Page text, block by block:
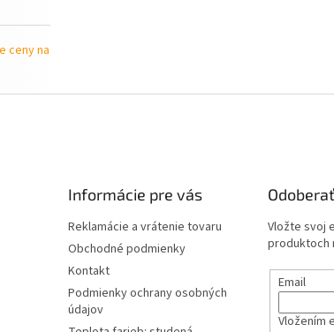
Informácie pre vás
Reklamácie a vrátenie tovaru
Obchodné podmienky
Kontakt
Podmienky ochrany osobných
údajov
Vložte svoj
produktoch
Email
Vložením